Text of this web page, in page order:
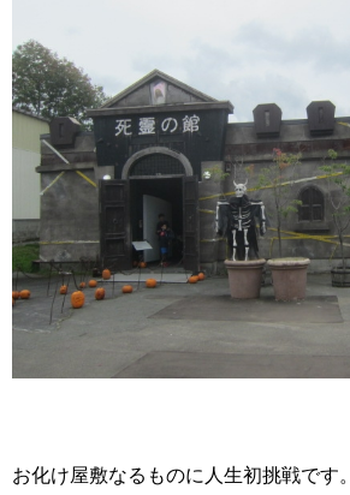
お化け屋敷なるものに人生初挑戦です。